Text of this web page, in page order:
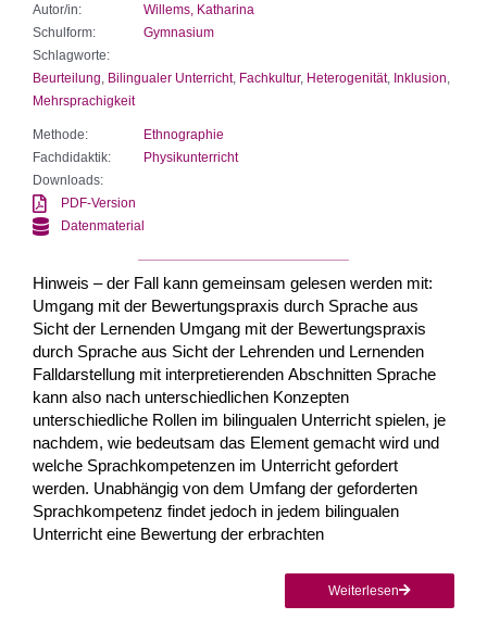
Autor/in:
Willems, Katharina
Schulform:
Gymnasium
Schlagworte:
Beurteilung Bilingualer Unterricht, Fachkultur, Heterogenität, Inklusion
Mehrsprachigkeit
Methode:
Ethnographie
Fachdidaktik:
Physikunterricht
Downloads:
PDF-Version
Datenmaterial
Hinweis – der Fall kann gemeinsam gelesen werden mit:
Umgang mit der Bewertungspraxis durch Sprache aus
Sicht der Lernenden Umgang mit der Bewertungspraxis
durch Sprache aus Sicht der Lehrenden und Lernenden
Falldarstellung mit interpretierenden Abschnitten Sprache
kann also nach unterschiedlichen Konzepten
unterschiedliche Rollen im bilingualen Unterricht spielen, je
nachdem, wie bedeutsam das Element gemacht wird und
welche Sprachkompetenzen im Unterricht gefordert
werden. Unabhängig von dem Umfang der geforderten
Sprachkompetenz findet jedoch in jedem bilingualen
Unterricht eine Bewertung der erbrachten
Weiterlesen